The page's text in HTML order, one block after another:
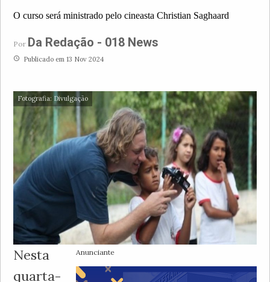
O curso será ministrado pelo cineasta Christian Saghaard
Por Da Redação - 018 News
access_time Publicado em 13 Nov 2024
Fotografia: Divulgação
Anunciante
Nesta
quarta-